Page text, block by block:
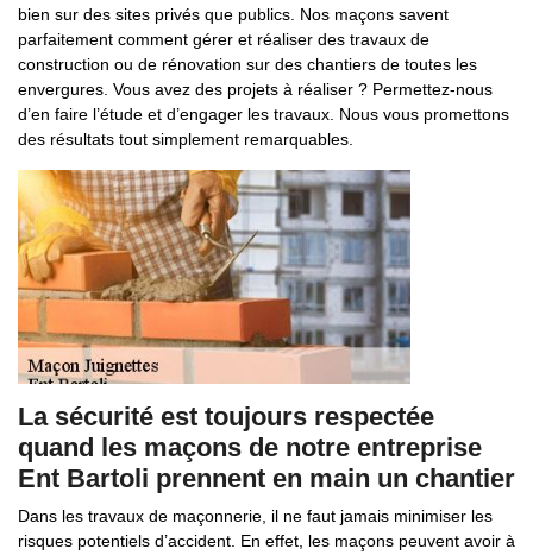
bien sur des sites privés que publics. Nos maçons savent
parfaitement comment gérer et réaliser des travaux de
construction ou de rénovation sur des chantiers de toutes les
envergures. Vous avez des projets à réaliser ? Permettez-nous
d’en faire l’étude et d’engager les travaux. Nous vous promettons
des résultats tout simplement remarquables.
La sécurité est toujours respectée
quand les maçons de notre entreprise
Ent Bartoli prennent en main un chantier
Dans les travaux de maçonnerie, il ne faut jamais minimiser les
risques potentiels d’accident. En effet, les maçons peuvent avoir à